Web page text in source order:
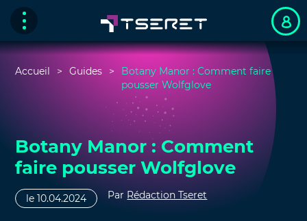
Accueil Guides
Botany Manor : Comment faire
pousser Wolfglove
Botany Manor : Comment
faire pousser Wolfglove
le 10.04.2024 Par Rédaction Tseret